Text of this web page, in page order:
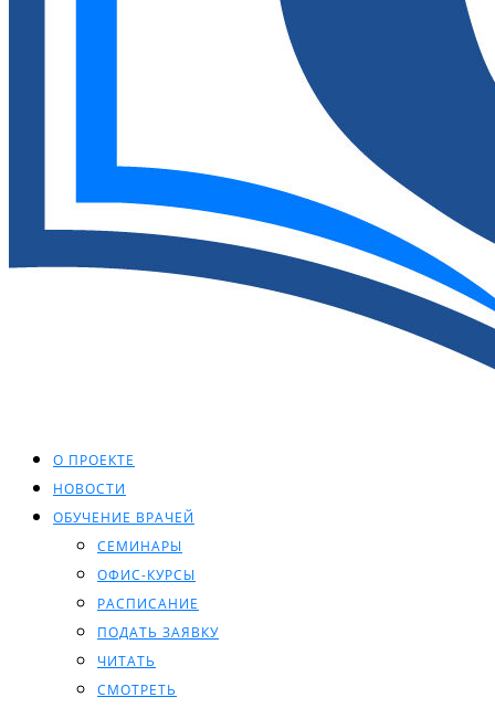
О ПРОЕКТЕ
НОВОСТИ
ОБУЧЕНИЕ ВРАЧЕЙ
СЕМИНАРЫ
ОФИС-КУРСЫ
РАСПИСАНИЕ
ПОДАТЬ ЗАЯВКУ
ЧИТАТЬ
СМОТРЕТЬ